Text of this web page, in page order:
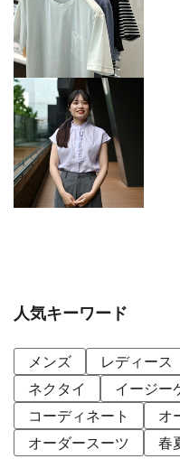
人気キーワード
メンズ レディース
ネクタイ
イージー
コーディネート
オ
オーダースーツ
春